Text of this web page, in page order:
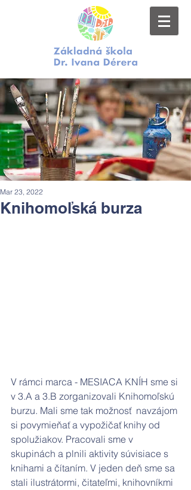
Knihomoľská burza
Mar 23, 2022
V rámci marca - MESIACA KNÍH sme si
v 3.A a 3.B zorganizovali Knihomoľskú
burzu. Mali sme tak možnosť  navzájom
si povymieňať a vypožičať knihy od
spolužiakov. Pracovali sme v
skupinách a plnili aktivity súvisiace s
knihami a čítaním. V jeden deň sme sa
stali ilustrátormi, čitateľmi, knihovníkmi